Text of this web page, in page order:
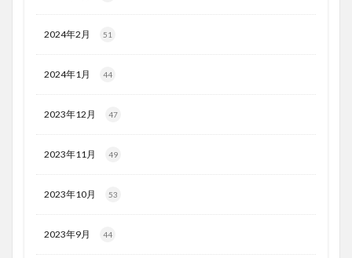
2024年2月 51
2024年1月 44
2023年12月 47
2023年11月 49
2023年10月 53
2023年9月 44